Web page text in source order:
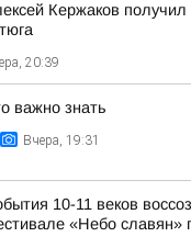
Кержаков получил
20:39
важно знать
Вчера, 19:31
10-11 веков
«Небо славян»